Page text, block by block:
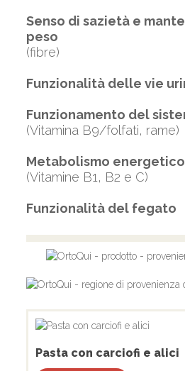
Senso di sazietà e
peso
(fibre)
Funzionalità delle vie
Funzionamento del
(Vitamina B9/folfati, rame)
Metabolismo energetico
(Vitamine B1, B2 e C)
Funzionalità del fegato
Pasta con carciofi e alici